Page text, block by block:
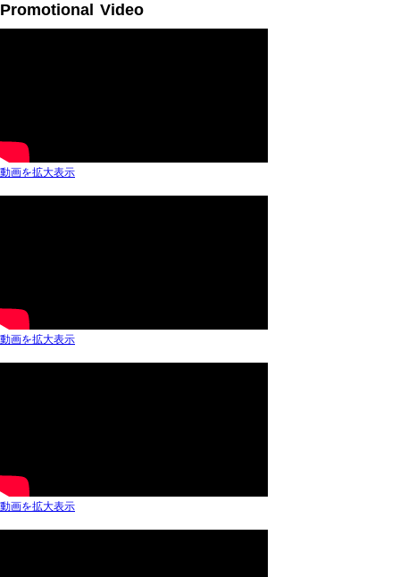
Promotional Video
動画を拡大表示
動画を拡大表示
動画を拡大表示